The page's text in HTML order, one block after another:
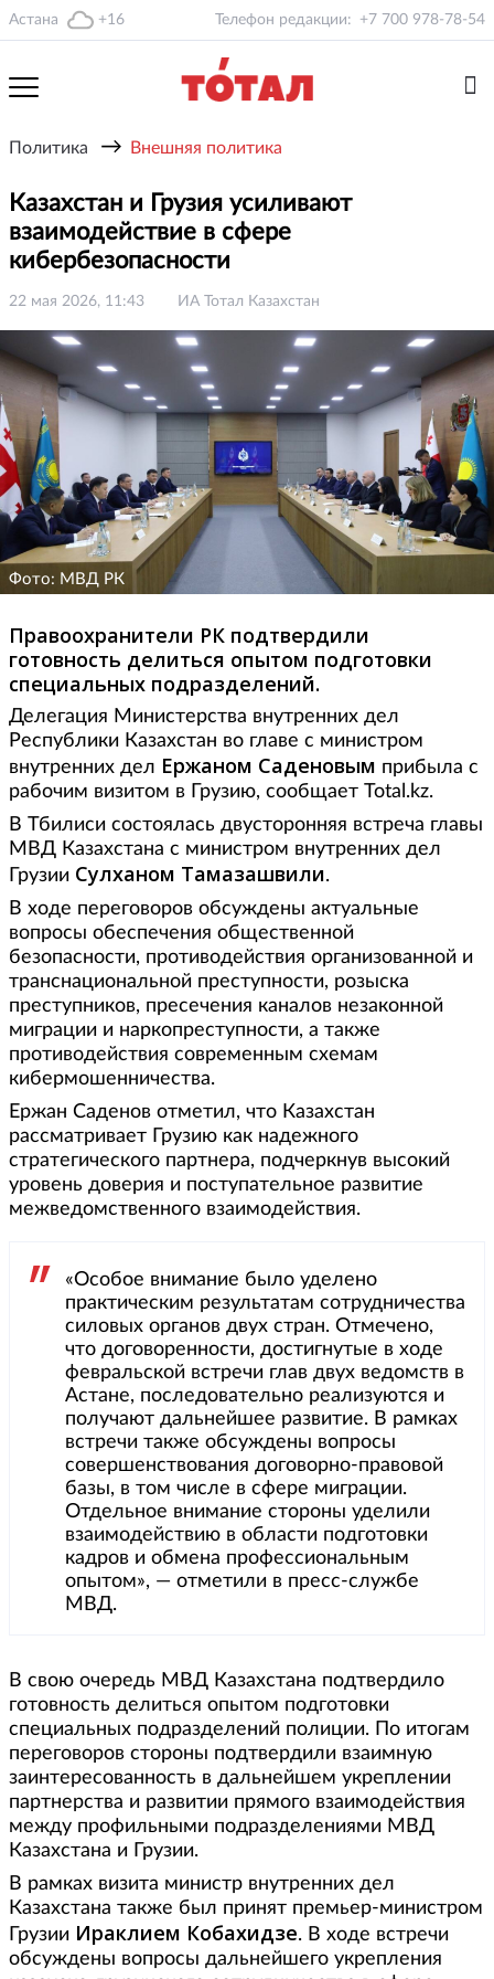
Астана +16 Телефон редакции: +7 700 978-78-54
Политика → Внешняя политика
Казахстан и Грузия усиливают
взаимодействие в сфере
кибербезопасности
22 мая 2026, 11:43 ИА Тотал Казахстан
Фото: МВД РК
Правоохранители РК подтвердили
готовность делиться опытом подготовки
специальных подразделений.
Делегация Министерства внутренних дел
Республики Казахстан во главе с министром
внутренних дел Ержаном Саденовым прибыла с
рабочим визитом в Грузию, сообщает Total.kz.
В Тбилиси состоялась двусторонняя встреча главы
МВД Казахстана с министром внутренних дел
Грузии Сулханом Тамазашвили.
В ходе переговоров обсуждены актуальные
вопросы обеспечения общественной
безопасности, противодействия организованной и
транснациональной преступности, розыска
преступников, пресечения каналов незаконной
миграции и наркопреступности, а также
противодействия современным схемам
кибермошенничества.
Ержан Саденов отметил, что Казахстан
рассматривает Грузию как надежного
стратегического партнера, подчеркнув высокий
уровень доверия и поступательное развитие
межведомственного взаимодействия.
«Особое внимание было уделено
практическим результатам сотрудничества
силовых органов двух стран. Отмечено,
что договоренности, достигнутые в ходе
февральской встречи глав двух ведомств в
Астане, последовательно реализуются и
получают дальнейшее развитие. В рамках
встречи также обсуждены вопросы
совершенствования договорно-правовой
базы, в том числе в сфере миграции.
Отдельное внимание стороны уделили
взаимодействию в области подготовки
кадров и обмена профессиональным
опытом», — отметили в пресс-службе
МВД.
В свою очередь МВД Казахстана подтвердило
готовность делиться опытом подготовки
специальных подразделений полиции. По итогам
переговоров стороны подтвердили взаимную
заинтересованность в дальнейшем укреплении
партнерства и развитии прямого взаимодействия
между профильными подразделениями МВД
Казахстана и Грузии.
В рамках визита министр внутренних дел
Казахстана также был принят премьер-министром
Грузии Ираклием Кобахидзе. В ходе встречи
обсуждены вопросы дальнейшего укрепления